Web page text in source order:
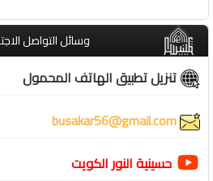
وسائل التواصل
تنزيل تطبيق الهاتف المحمول
حسينية النور الكويت